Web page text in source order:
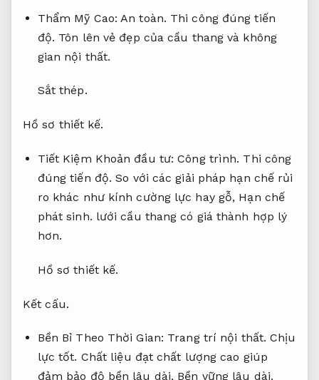
vững lâu dài.Ngăn ngừa nguy cơ rơi ngã,Chịu
lực tốt.đặc biệt với trẻ em và người già.
độ. Tôn lên vẻ đẹp của cầu thang và không
Sắt thép.
Hồ sơ thiết kế.
đúng tiến độ.So với các giải pháp hạn chế rủi
phát sinh.
Hồ sơ thiết kế.